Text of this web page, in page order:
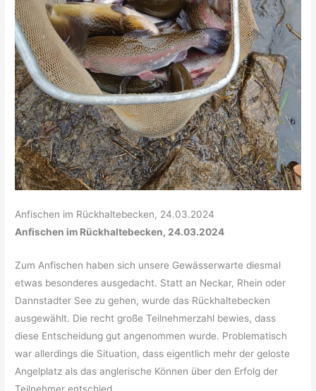
Anfischen im Rückhaltebecken, 24.03.2024
Anfischen im Rückhaltebecken, 24.03.2024
Zum Anfischen haben sich unsere Gewässerwarte diesmal
etwas besonderes ausgedacht. Statt an Neckar, Rhein oder
Dannstadter See zu gehen, wurde das Rückhaltebecken
ausgewählt. Die recht große Teilnehmerzahl bewies, dass
diese Entscheidung gut angenommen wurde. Problematisch
war allerdings die Situation, dass eigentlich mehr der geloste
Angelplatz als das anglerische Können über den Erfolg der
Teilnehmer entschied.